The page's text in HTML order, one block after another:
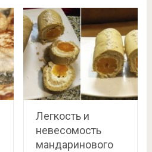
Легкость и
невесомость
мандаринового